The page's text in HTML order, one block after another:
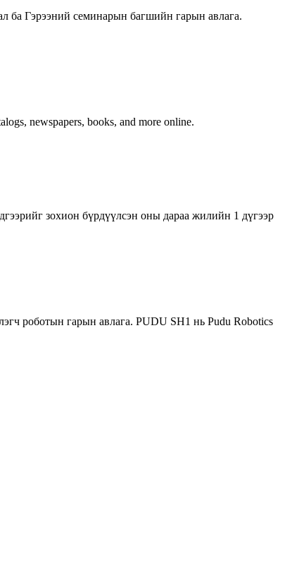
ба Гэрээний семинарын багшийн гарын авлага.
newspapers, books, and more online.
зохион бүрдүүлсэн оны дараа жилийн 1 дүгээр
роботын гарын авлага. PUDU SH1 нь Pudu Robotics